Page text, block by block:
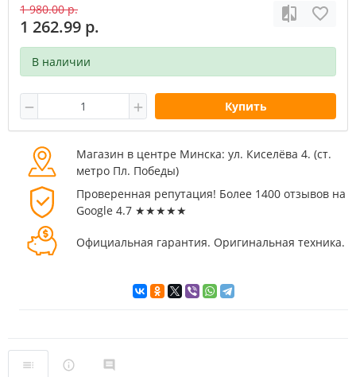
1 980.00 р.
1 262.99 р.
В наличии
Купить
Магазин в центре Минска: ул. Киселёва 4. (cт.
метро Пл. Победы)
Проверенная репутация! Более 1400 отзывов на
Google 4.7 ★★★★★
Официальная гарантия. Оригинальная техника.